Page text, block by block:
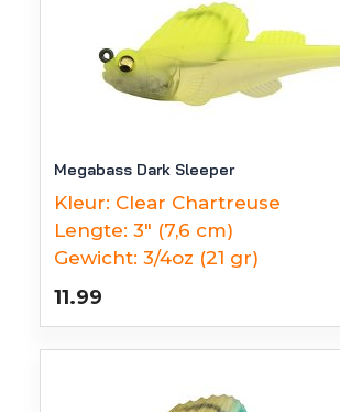
Megabass Dark Sleeper
Kleur: Clear Chartreuse
Lengte: 3" (7,6 cm)
Gewicht: 3/4oz (21 gr)
11.99